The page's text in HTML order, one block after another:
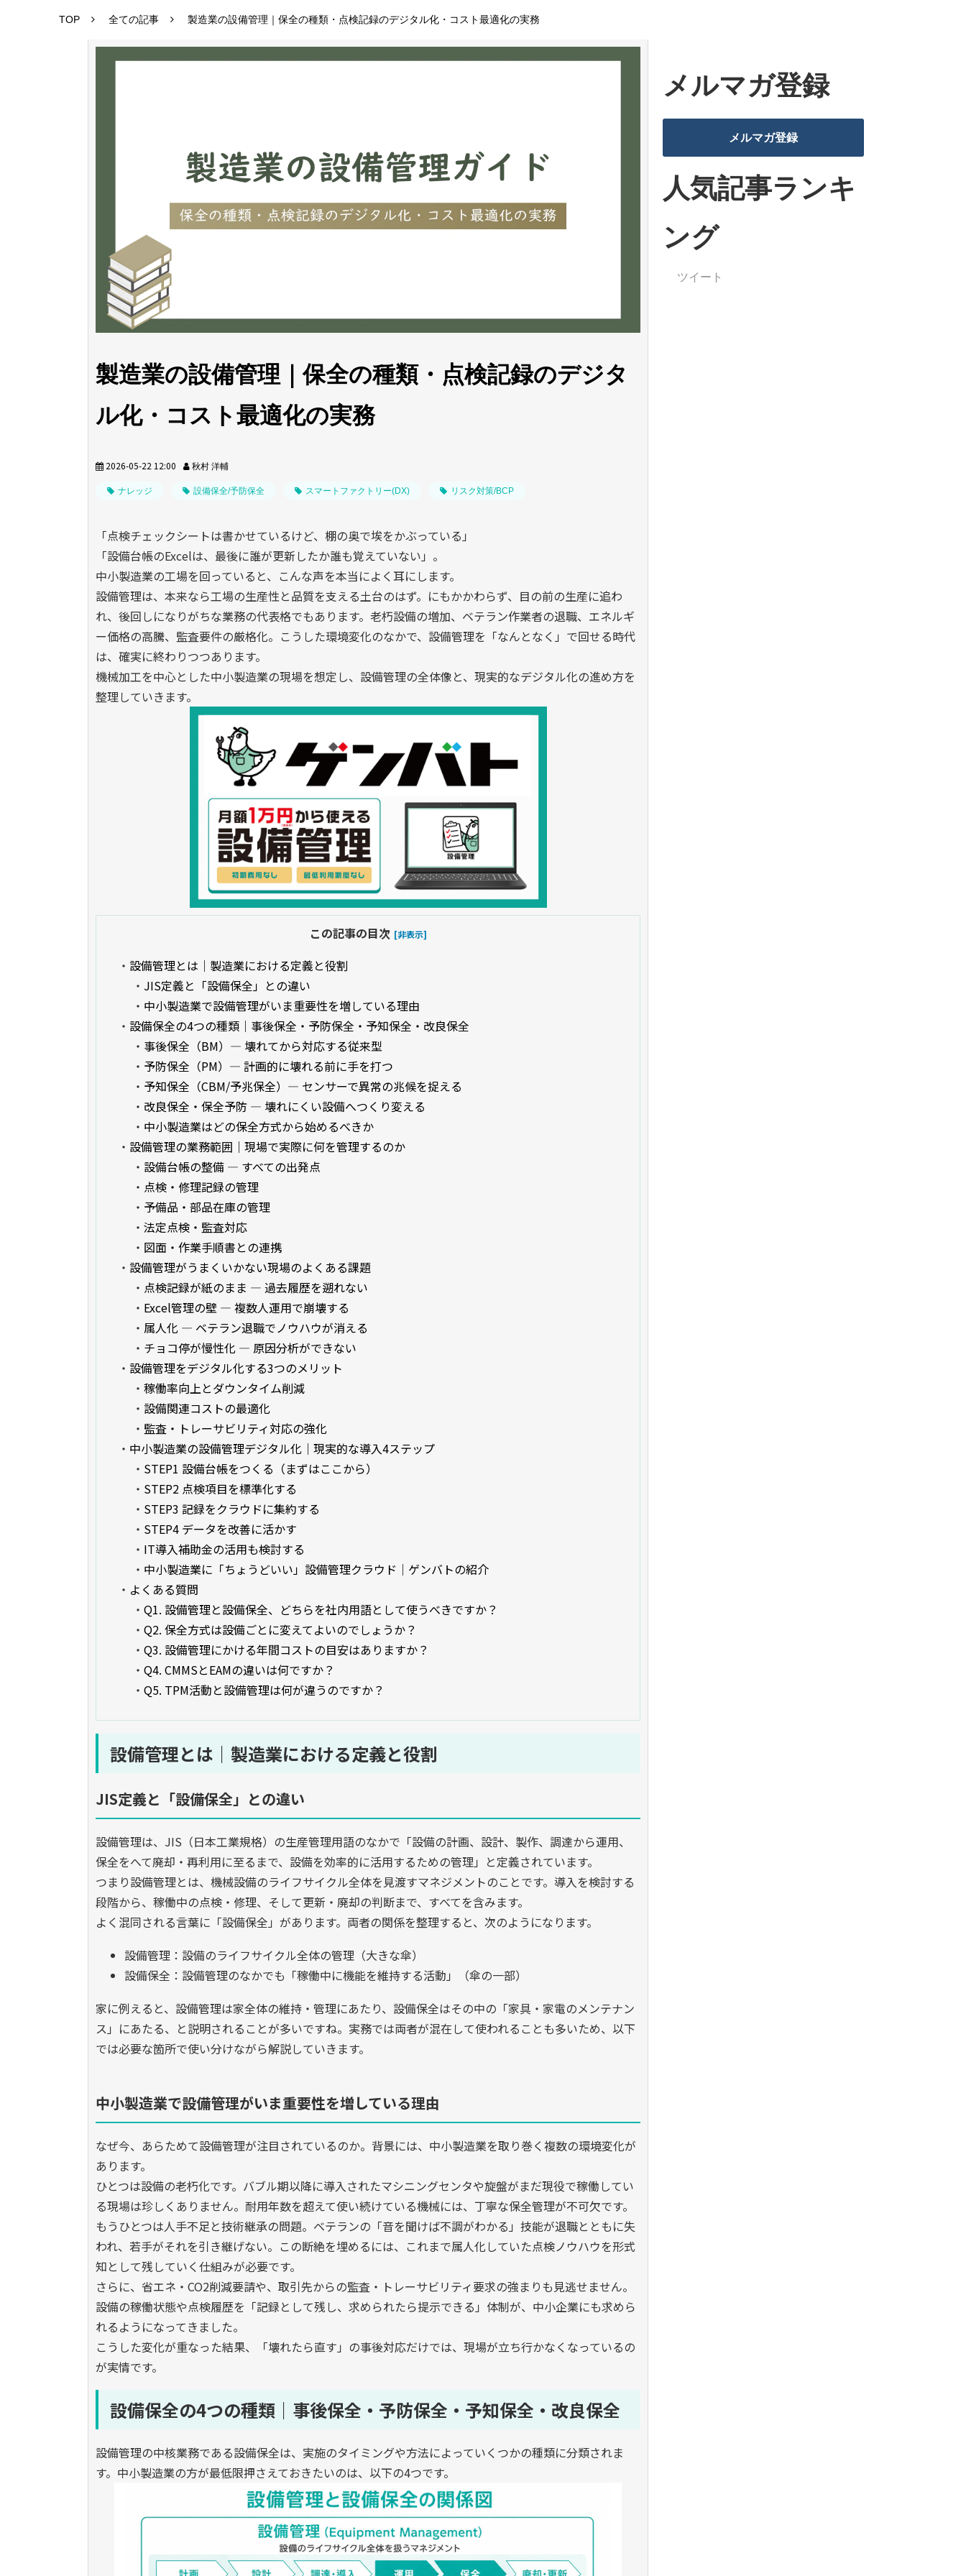
TOP 全ての記事 製造業の設備管理｜保全の種類・点検記録のデジタル化・コスト最適化の実務
製造業の設備管理｜保全の種類・点検記録のデジタ
ル化・コスト最適化の実務
2026-05-22 12:00 秋村 洋輔
ナレッジ 設備保全/予防保全 スマートファクトリー(DX) リスク対策/BCP
「点検チェックシートは書かせているけど、棚の奥で埃をかぶっている」
「設備台帳のExcelは、最後に誰が更新したか誰も覚えていない」。
中小製造業の工場を回っていると、こんな声を本当によく耳にします。
設備管理は、本来なら工場の生産性と品質を支える土台のはず。にもかかわらず、目の前の生産に追わ
れ、後回しになりがちな業務の代表格でもあります。老朽設備の増加、ベテラン作業者の退職、エネルギ
ー価格の高騰、監査要件の厳格化。こうした環境変化のなかで、設備管理を「なんとなく」で回せる時代
は、確実に終わりつつあります。
機械加工を中心とした中小製造業の現場を想定し、設備管理の全体像と、現実的なデジタル化の進め方を
整理していきます。
この記事の目次 [非表示]
・ 設備管理とは｜製造業における定義と役割
・ JIS定義と「設備保全」との違い
・ 中小製造業で設備管理がいま重要性を増している理由
・ 設備保全の4つの種類｜事後保全・予防保全・予知保全・改良保全
・ 事後保全（BM）— 壊れてから対応する従来型
・ 予防保全（PM）— 計画的に壊れる前に手を打つ
・ 予知保全（CBM/予兆保全）— センサーで異常の兆候を捉える
・ 改良保全・保全予防 — 壊れにくい設備へつくり変える
・ 中小製造業はどの保全方式から始めるべきか
・ 設備管理の業務範囲｜現場で実際に何を管理するのか
・ 設備台帳の整備 — すべての出発点
・ 点検・修理記録の管理
・ 予備品・部品在庫の管理
・ 法定点検・監査対応
・ 図面・作業手順書との連携
・ 設備管理がうまくいかない現場のよくある課題
・ 点検記録が紙のまま — 過去履歴を遡れない
・ Excel管理の壁 — 複数人運用で崩壊する
・ 属人化 — ベテラン退職でノウハウが消える
・ チョコ停が慢性化 — 原因分析ができない
・ 設備管理をデジタル化する3つのメリット
・ 稼働率向上とダウンタイム削減
・ 設備関連コストの最適化
・ 監査・トレーサビリティ対応の強化
・ 中小製造業の設備管理デジタル化｜現実的な導入4ステップ
・ STEP1 設備台帳をつくる（まずはここから）
・ STEP2 点検項目を標準化する
・ STEP3 記録をクラウドに集約する
・ STEP4 データを改善に活かす
・ IT導入補助金の活用も検討する
・ 中小製造業に「ちょうどいい」設備管理クラウド｜ゲンバトの紹介
・ よくある質問
・ Q1. 設備管理と設備保全、どちらを社内用語として使うべきですか？
・ Q2. 保全方式は設備ごとに変えてよいのでしょうか？
・ Q3. 設備管理にかける年間コストの目安はありますか？
・ Q4. CMMSとEAMの違いは何ですか？
・ Q5. TPM活動と設備管理は何が違うのですか？
設備管理とは｜製造業における定義と役割
JIS定義と「設備保全」との違い
設備管理は、JIS（日本工業規格）の生産管理用語のなかで「設備の計画、設計、製作、調達から運用、
保全をへて廃却・再利用に至るまで、設備を効率的に活用するための管理」と定義されています。
つまり設備管理とは、機械設備のライフサイクル全体を見渡すマネジメントのことです。導入を検討する
段階から、稼働中の点検・修理、そして更新・廃却の判断まで、すべてを含みます。
よく混同される言葉に「設備保全」があります。両者の関係を整理すると、次のようになります。
設備管理：設備のライフサイクル全体の管理（大きな傘）
設備保全：設備管理のなかでも「稼働中に機能を維持する活動」（傘の一部）
家に例えると、設備管理は家全体の維持・管理にあたり、設備保全はその中の「家具・家電のメンテナン
ス」にあたる、と説明されることが多いですね。実務では両者が混在して使われることも多いため、以下
では必要な箇所で使い分けながら解説していきます。
中小製造業で設備管理がいま重要性を増している理由
なぜ今、あらためて設備管理が注目されているのか。背景には、中小製造業を取り巻く複数の環境変化が
あります。
ひとつは設備の老朽化です。バブル期以降に導入されたマシニングセンタや旋盤がまだ現役で稼働してい
る現場は珍しくありません。耐用年数を超えて使い続けている機械には、丁寧な保全管理が不可欠です。
もうひとつは人手不足と技術継承の問題。ベテランの「音を聞けば不調がわかる」技能が退職とともに失
われ、若手がそれを引き継げない。この断絶を埋めるには、これまで属人化していた点検ノウハウを形式
知として残していく仕組みが必要です。
さらに、省エネ・CO2削減要請や、取引先からの監査・トレーサビリティ要求の強まりも見逃せません。
設備の稼働状態や点検履歴を「記録として残し、求められたら提示できる」体制が、中小企業にも求めら
れるようになってきました。
こうした変化が重なった結果、「壊れたら直す」の事後対応だけでは、現場が立ち行かなくなっているの
が実情です。
設備保全の4つの種類｜事後保全・予防保全・予知保全・改良保全
設備管理の中核業務である設備保全は、実施のタイミングや方法によっていくつかの種類に分類されま
す。中小製造業の方が最低限押さえておきたいのは、以下の4つです。
メルマガ登録
メルマガ登録
人気記事ランキ
ング
ツイート